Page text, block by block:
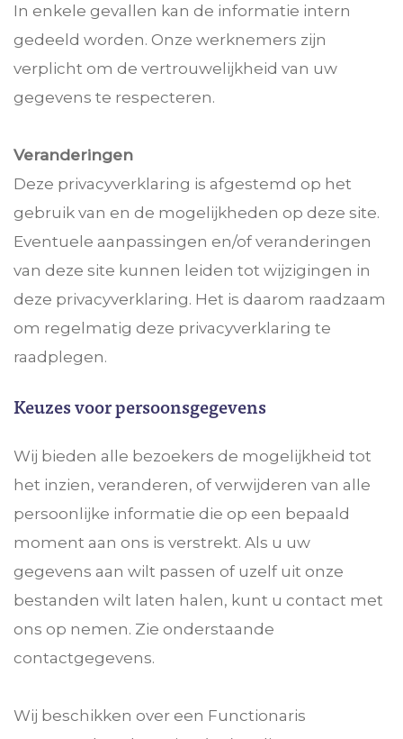
In enkele gevallen kan de informatie intern
gedeeld worden. Onze werknemers zijn
verplicht om de vertrouwelijkheid van uw
gegevens te respecteren.
Veranderingen
Deze privacyverklaring is afgestemd op het
gebruik van en de mogelijkheden op deze site.
Eventuele aanpassingen en/of veranderingen
van deze site kunnen leiden tot wijzigingen in
deze privacyverklaring. Het is daarom raadzaam
om regelmatig deze privacyverklaring te
raadplegen.
Keuzes voor persoonsgegevens
Wij bieden alle bezoekers de mogelijkheid tot
het inzien, veranderen, of verwijderen van alle
persoonlijke informatie die op een bepaald
moment aan ons is verstrekt. Als u uw
gegevens aan wilt passen of uzelf uit onze
bestanden wilt laten halen, kunt u contact met
ons op nemen. Zie onderstaande
contactgegevens.
Wij beschikken over een Functionaris